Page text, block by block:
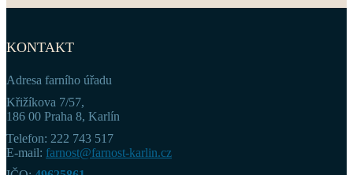
KONTAKT
Adresa farního úřadu
Křižíkova 7/57,
186 00 Praha 8, Karlín
Telefon: 222 743 517
E-mail: farnost@farnost-karlin.cz